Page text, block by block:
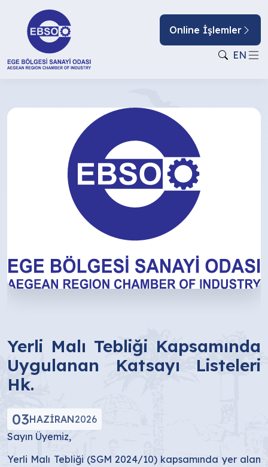
Online İşlemler
EN
Yerli Malı Tebliği Kapsamında
Uygulanan Katsayı Listeleri
Hk.
03HAZIRAN2026
Sayın Üyemiz,
Yerli Malı Tebliği (SGM 2024/10) kapsamında yer alan